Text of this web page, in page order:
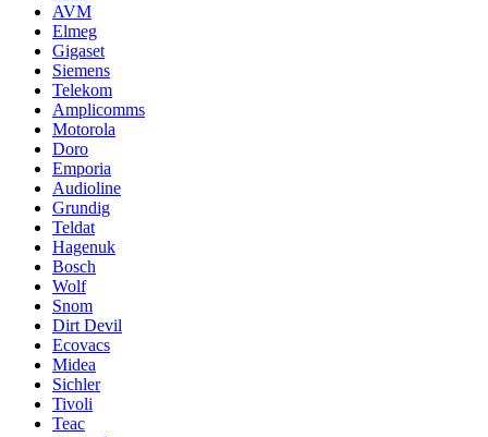
AVM
Elmeg
Gigaset
Siemens
Telekom
Amplicomms
Motorola
Doro
Emporia
Audioline
Grundig
Teldat
Hagenuk
Bosch
Wolf
Snom
Dirt Devil
Ecovacs
Midea
Sichler
Tivoli
Teac